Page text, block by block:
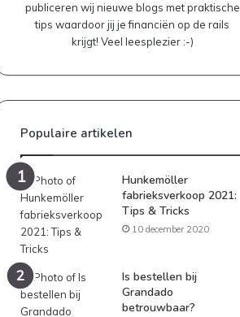
publiceren wij nieuwe blogs met praktische
tips waardoor jij je financiën op de rails
krijgt! Veel leesplezier :-)
Populaire artikelen
Hunkemöller
fabrieksverkoop 2021:
Tips & Tricks
10 december 2020
Is bestellen bij
Grandado
betrouwbaar?